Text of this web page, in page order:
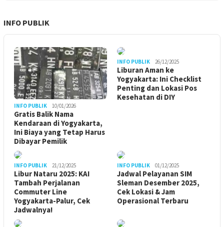
INFO PUBLIK
INFO PUBLIK 10/01/2026
Gratis Balik Nama
Kendaraan di Yogyakarta,
Ini Biaya yang Tetap Harus
Dibayar Pemilik
INFO PUBLIK 26/12/2025
Liburan Aman ke
Yogyakarta: Ini Checklist
Penting dan Lokasi Pos
Kesehatan di DIY
INFO PUBLIK 21/12/2025
Libur Nataru 2025: KAI
Tambah Perjalanan
Commuter Line
Yogyakarta-Palur, Cek
Jadwalnya!
INFO PUBLIK 01/12/2025
Jadwal Pelayanan SIM
Sleman Desember 2025,
Cek Lokasi & Jam
Operasional Terbaru